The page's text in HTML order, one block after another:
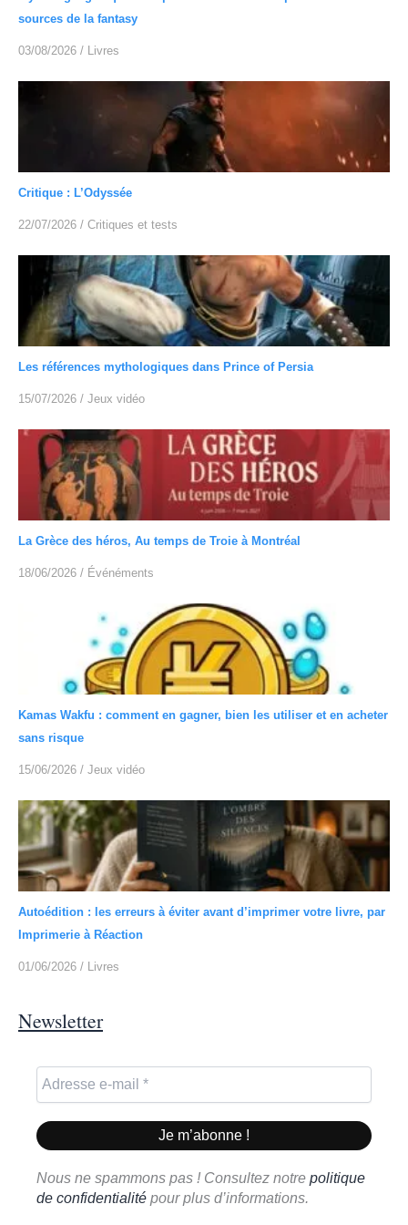
sources de la fantasy
03/08/2026 / Livres
Critique : L’Odyssée
22/07/2026 / Critiques et tests
Les références mythologiques dans Prince of Persia
15/07/2026 / Jeux vidéo
La Grèce des héros, Au temps de Troie à Montréal
18/06/2026 / Événéments
Kamas Wakfu : comment en gagner, bien les utiliser et en acheter
sans risque
15/06/2026 / Jeux vidéo
Autoédition : les erreurs à éviter avant d’imprimer votre livre, par
Imprimerie à Réaction
01/06/2026 / Livres
Newsletter
Nous ne spammons pas ! Consultez notre politique
de confidentialité pour plus d’informations.